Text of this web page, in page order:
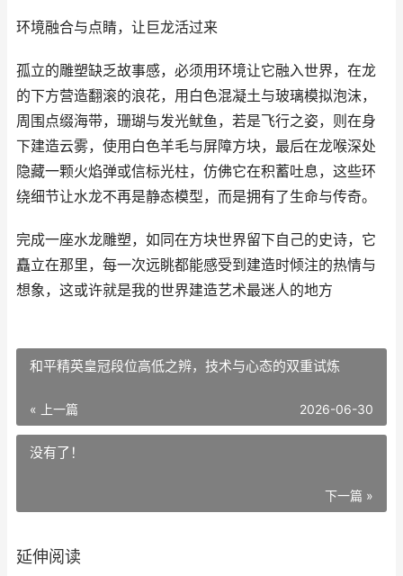
环境融合与点睛，让巨龙活过来
孤立的雕塑缺乏故事感，必须用环境让它融入世界，在龙
的下方营造翻滚的浪花，用白色混凝土与玻璃模拟泡沫，
周围点缀海带，珊瑚与发光鱿鱼，若是飞行之姿，则在身
下建造云雾，使用白色羊毛与屏障方块，最后在龙喉深处
隐藏一颗火焰弹或信标光柱，仿佛它在积蓄吐息，这些环
绕细节让水龙不再是静态模型，而是拥有了生命与传奇。
完成一座水龙雕塑，如同在方块世界留下自己的史诗，它
矗立在那里，每一次远眺都能感受到建造时倾注的热情与
想象，这或许就是我的世界建造艺术最迷人的地方
和平精英皇冠段位高低之辨，技术与心态的双重试炼
« 上一篇 2026-06-30
没有了！
下一篇 »
延伸阅读